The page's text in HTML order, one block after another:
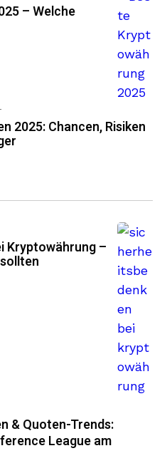
– Welche
2025: Chancen, Risiken
Kryptowährung –
& Quoten-Trends:
League am